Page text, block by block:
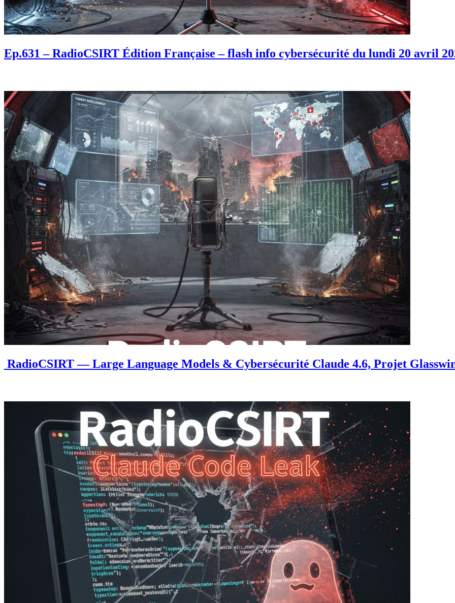
Ep.631 – RadioCSIRT Édition Française – flash info cybersécurité du lundi 20 avril
RadioCSIRT — Large Language Models & Cybersécurité Claude 4.6, Projet